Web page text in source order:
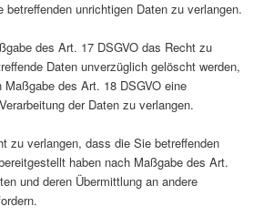
betreffenden unrichtigen Daten zu verlangen.
des Art. 17 DSGVO das Recht zu
Daten unverzüglich gelöscht werden,
des Art. 18 DSGVO eine
der Daten zu verlangen.
zu verlangen, dass die Sie betreffenden
haben nach Maßgabe des Art.
und deren Übermittlung an andere